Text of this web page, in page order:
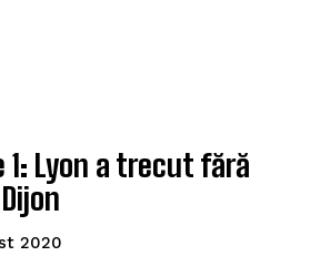
1: Lyon a trecut fără
2020